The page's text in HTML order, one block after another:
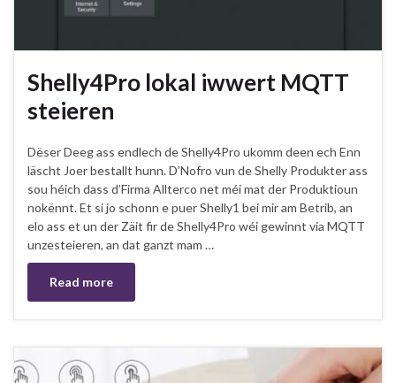
Shelly4Pro lokal iwwert MQTT
steieren
Dëser Deeg ass endlech de Shelly4Pro ukomm deen ech Enn
läscht Joer bestallt hunn. D’Nofro vun de Shelly Produkter ass
sou héich dass d’Firma Allterco net méi mat der Produktioun
nokënnt. Et si jo schonn e puer Shelly1 bei mir am Betrib, an
elo ass et un der Zäit fir de Shelly4Pro wéi gewinnt via MQTT
unzesteieren, an dat ganzt mam …
Read more